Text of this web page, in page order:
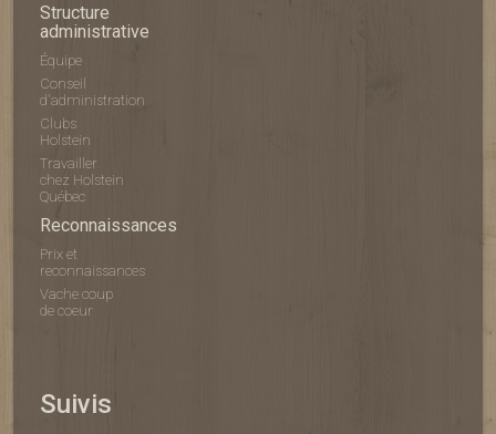
Structure
administrative
Équipe
Conseil
d'administration
Clubs
Holstein
Travailler
chez Holstein
Québec
Reconnaissances
Prix et
reconnaissances
Vache coup
de coeur
Suivis